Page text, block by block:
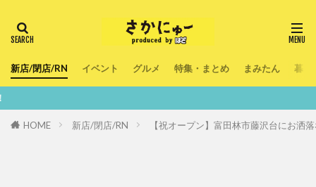
新店/閉店/RN イベント グルメ 特集・まとめ まみたん 暮ら
HOME 新店/閉店/RN 【祝オープン】富田林市藤沢台にお